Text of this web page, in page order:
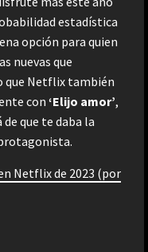
estadística
opción para quien
nuevas que
que Netflix también
con ‘Elijo amor’,
que te daba la
Netflix de 2023 (por